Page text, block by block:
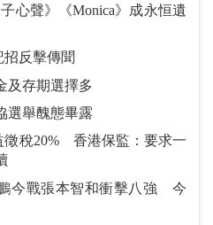
反擊傳聞
四大優勢 資金及存期選擇多
私相授受 記協選舉醜態畢露
徵稅20% 香港保監：要求一
今戰張本智和衝擊八強 今